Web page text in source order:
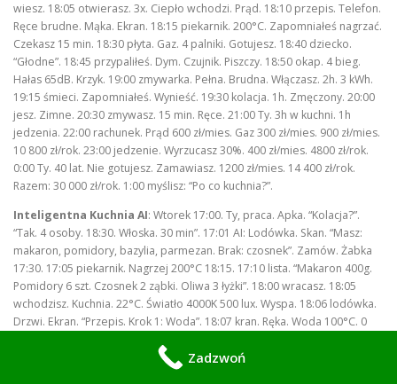
wiesz. 18:05 otwierasz. 3x. Ciepło wchodzi. Prąd. 18:10 przepis. Telefon.
Ręce brudne. Mąka. Ekran. 18:15 piekarnik. 200°C. Zapomniałeś nagrzać.
Czekasz 15 min. 18:30 płyta. Gaz. 4 palniki. Gotujesz. 18:40 dziecko.
“Głodne”. 18:45 przypaliłeś. Dym. Czujnik. Piszczy. 18:50 okap. 4 bieg.
Hałas 65dB. Krzyk. 19:00 zmywarka. Pełna. Brudna. Włączasz. 2h. 3 kWh.
19:15 śmieci. Zapomniałeś. Wynieść. 19:30 kolacja. 1h. Zmęczony. 20:00
jesz. Zimne. 20:30 zmywasz. 15 min. Ręce. 21:00 Ty. 3h w kuchni. 1h
jedzenia. 22:00 rachunek. Prąd 600 zł/mies. Gaz 300 zł/mies. 900 zł/mies.
10 800 zł/rok. 23:00 jedzenie. Wyrzucasz 30%. 400 zł/mies. 4800 zł/rok.
0:00 Ty. 40 lat. Nie gotujesz. Zamawiasz. 1200 zł/mies. 14 400 zł/rok.
Razem: 30 000 zł/rok. 1:00 myślisz: “Po co kuchnia?”.
Inteligentna Kuchnia AI: Wtorek 17:00. Ty, praca. Apka. “Kolacja?”.
“Tak. 4 osoby. 18:30. Włoska. 30 min”. 17:01 AI: Lodówka. Skan. “Masz:
makaron, pomidory, bazylia, parmezan. Brak: czosnek”. Zamów. Żabka
17:30. 17:05 piekarnik. Nagrzej 200°C 18:15. 17:10 lista. “Makaron 400g.
Pomidory 6 szt. Czosnek 2 ząbki. Oliwa 3 łyżki”. 18:00 wracasz. 18:05
wchodzisz. Kuchnia. 22°C. Światło 4000K 500 lux. Wyspa. 18:06 lodówka.
Drzwi. Ekran. “Przepis. Krok 1: Woda”. 18:07 kran. Ręka. Woda 100°C. 0
18:11 AI: “Wrzuć makaron”. Wrzucasz. Timer 11 min. 18:12 patelnia.
180°C. Auto. Oliwa. Czosnek. 18:13 okap. Auto. Para. 2 bieg. 45dB. Cisza.
Zadzwoń